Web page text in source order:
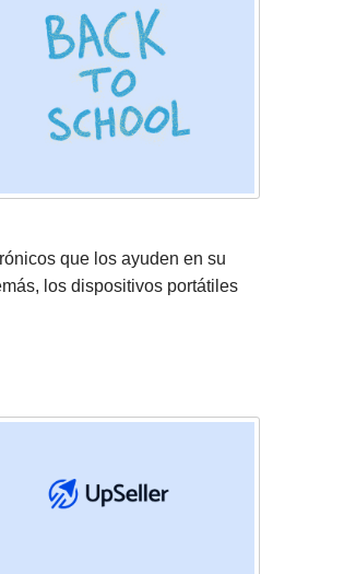
que los ayuden en su
los dispositivos portátiles